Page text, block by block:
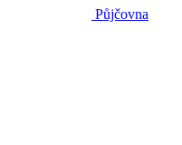
Půjčovna